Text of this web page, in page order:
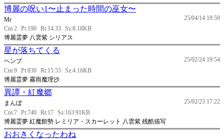
博麗の呪い1〜止まった時間の巫女〜
25/04/14 19:59
Mr
Cm:2 Pt:190 Rt:14.33 Sz:8.18KB
博麗霊夢 八雲紫 シリアス
星が落ちてくる
25/02/24 19:54
ヘンプ
Cm:9 Pt:830 Rt:15.55 Sz:4.16KB
博麗霊夢 霧雨魔理沙
異譚・紅魔郷
25/02/23 17:22
まんぼ
Cm:7 Pt:740 Rt:17 Sz:163.91KB
博麗霊夢 紅魔館勢 レミリア・スカーレット 八雲紫 残酷描写
おおきくなったわね